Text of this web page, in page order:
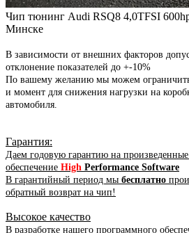
Чип тюнинг Audi RSQ8 4,0TFSI
Минске
В зависимости от внешних факторов
отклонение показателей до +-10%
По вашему желанию мы можем
и момент для снижения нагрузки на
автомобиля.
Гарантия:
Даем годовую гарантию на
обеспечение High Performance Software
В гарантийный период мы бесплатно
обратный возврат на чип!
Высокое качество
В разработке нашего программного